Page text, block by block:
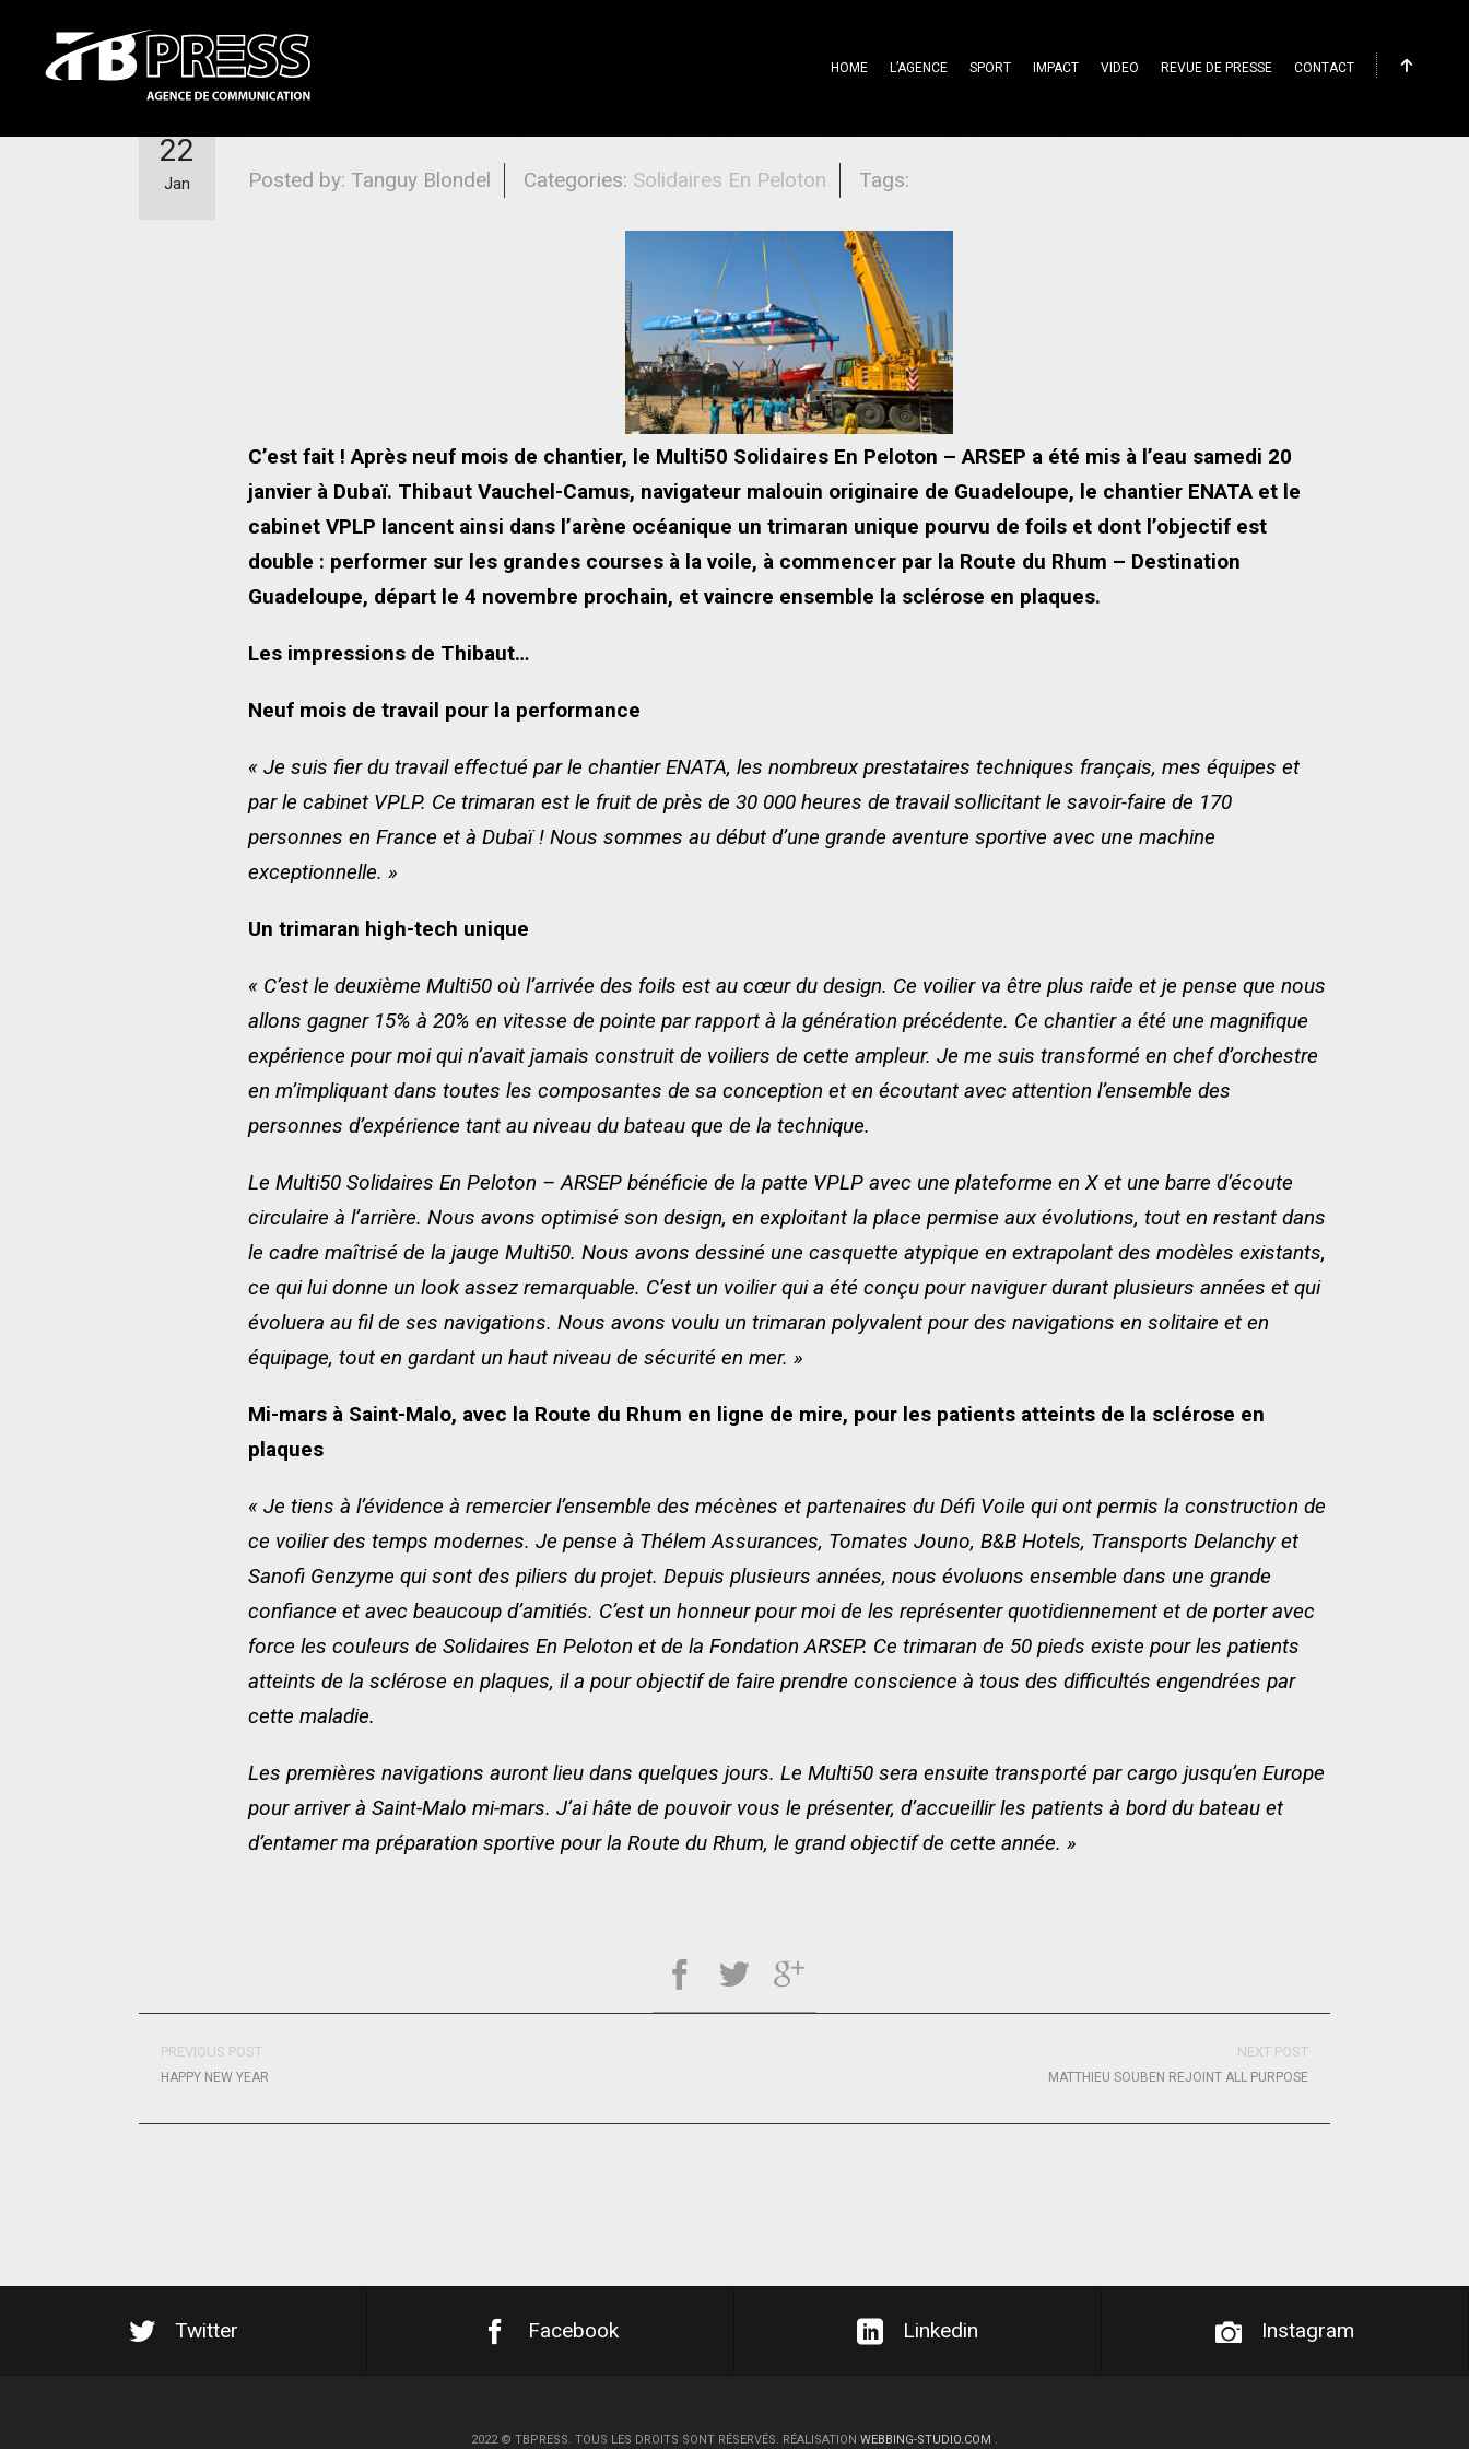
HOME L’AGENCE SPORT IMPACT VIDEO REVUE DE PRESSE CONTACT
Le nouveau Multi50 Solidaires En Peloton – ARSEP : du rêve à la réalité !
Posted by: Tanguy Blondel Categories: Solidaires En Peloton Tags:
22
Jan
C’est fait ! Après neuf mois de chantier, le Multi50 Solidaires En Peloton – ARSEP a été mis à l’eau samedi 20
janvier à Dubaï. Thibaut Vauchel-Camus, navigateur malouin originaire de Guadeloupe, le chantier ENATA et le
cabinet VPLP lancent ainsi dans l’arène océanique un trimaran unique pourvu de foils et dont l’objectif est
double : performer sur les grandes courses à la voile, à commencer par la Route du Rhum – Destination
Guadeloupe, départ le 4 novembre prochain, et vaincre ensemble la sclérose en plaques.
Les impressions de Thibaut…
Neuf mois de travail pour la performance
« Je suis fier du travail effectué par le chantier ENATA, les nombreux prestataires techniques français, mes équipes et
par le cabinet VPLP. Ce trimaran est le fruit de près de 30 000 heures de travail sollicitant le savoir-faire de 170
personnes en France et à Dubaï ! Nous sommes au début d’une grande aventure sportive avec une machine
exceptionnelle. »
Un trimaran high-tech unique
« C’est le deuxième Multi50 où l’arrivée des foils est au cœur du design. Ce voilier va être plus raide et je pense que nous
allons gagner 15% à 20% en vitesse de pointe par rapport à la génération précédente. Ce chantier a été une magnifique
expérience pour moi qui n’avait jamais construit de voiliers de cette ampleur. Je me suis transformé en chef d’orchestre
en m’impliquant dans toutes les composantes de sa conception et en écoutant avec attention l’ensemble des
personnes d’expérience tant au niveau du bateau que de la technique.
Le Multi50 Solidaires En Peloton – ARSEP bénéficie de la patte VPLP avec une plateforme en X et une barre d’écoute
circulaire à l’arrière. Nous avons optimisé son design, en exploitant la place permise aux évolutions, tout en restant dans
le cadre maîtrisé de la jauge Multi50. Nous avons dessiné une casquette atypique en extrapolant des modèles existants,
ce qui lui donne un look assez remarquable. C’est un voilier qui a été conçu pour naviguer durant plusieurs années et qui
évoluera au fil de ses navigations. Nous avons voulu un trimaran polyvalent pour des navigations en solitaire et en
équipage, tout en gardant un haut niveau de sécurité en mer. »
Mi-mars à Saint-Malo, avec la Route du Rhum en ligne de mire, pour les patients atteints de la sclérose en
plaques
« Je tiens à l’évidence à remercier l’ensemble des mécènes et partenaires du Défi Voile qui ont permis la construction de
ce voilier des temps modernes. Je pense à Thélem Assurances, Tomates Jouno, B&B Hotels, Transports Delanchy et
Sanofi Genzyme qui sont des piliers du projet. Depuis plusieurs années, nous évoluons ensemble dans une grande
confiance et avec beaucoup d’amitiés. C’est un honneur pour moi de les représenter quotidiennement et de porter avec
force les couleurs de Solidaires En Peloton et de la Fondation ARSEP. Ce trimaran de 50 pieds existe pour les patients
atteints de la sclérose en plaques, il a pour objectif de faire prendre conscience à tous des difficultés engendrées par
cette maladie.
Les premières navigations auront lieu dans quelques jours. Le Multi50 sera ensuite transporté par cargo jusqu’en Europe
pour arriver à Saint-Malo mi-mars. J’ai hâte de pouvoir vous le présenter, d’accueillir les patients à bord du bateau et
d’entamer ma préparation sportive pour la Route du Rhum, le grand objectif de cette année. »
PREVIOUS POST
HAPPY NEW YEAR
NEXT POST
MATTHIEU SOUBEN REJOINT ALL PURPOSE
Twitter Facebook Linkedin Instagram
2022 © TBPRESS. TOUS LES DROITS SONT RÉSERVÉS. RÉALISATION WEBBING-STUDIO.COM .